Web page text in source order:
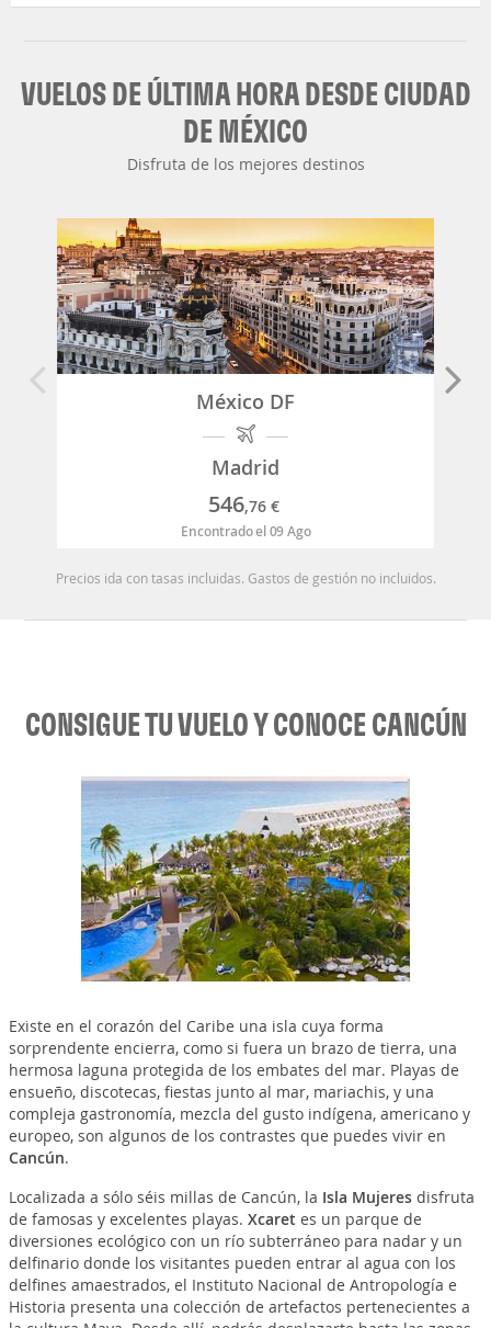
VUELOS DE ÚLTIMA HORA DESDE CIUDAD
DE MÉXICO
Disfruta de los mejores destinos
México DF
Madrid
546,76 €
Encontrado el 09 Ago
Precios ida con tasas incluidas. Gastos de gestión no incluidos.
CONSIGUE TU VUELO Y CONOCE CANCÚN
Existe en el corazón del Caribe una isla cuya forma
sorprendente encierra, como si fuera un brazo de tierra, una
hermosa laguna protegida de los embates del mar. Playas de
ensueño, discotecas, fiestas junto al mar, mariachis, y una
compleja gastronomía, mezcla del gusto indígena, americano y
europeo, son algunos de los contrastes que puedes vivir en
Cancún.
Localizada a sólo séis millas de Cancún, la Isla Mujeresdisfruta
de famosas y excelentes playas. Xcaret es un parque de
diversiones ecológico con un río subterráneo para nadar y un
delfinario donde los visitantes pueden entrar al agua con los
delfines amaestrados, el Instituto Nacional de Antropología e
Historia presenta una colección de artefactos pertenecientes a